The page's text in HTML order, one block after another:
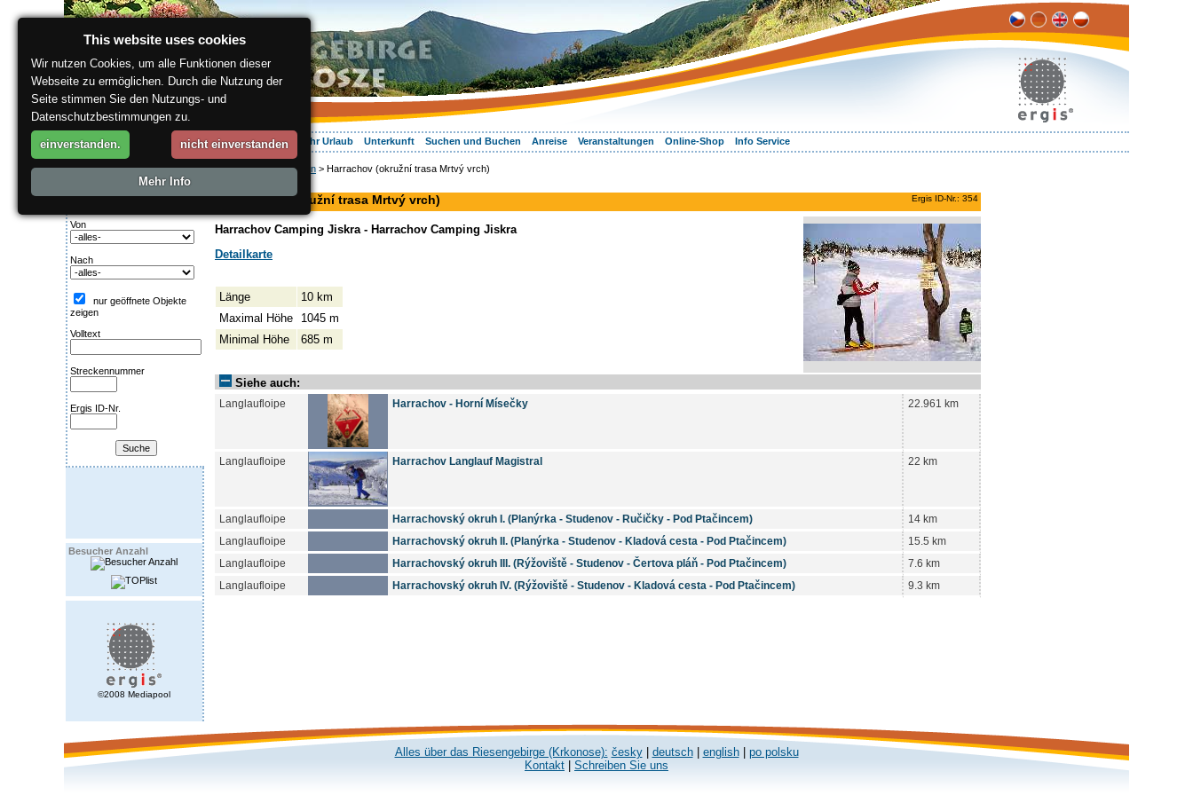
Über die Region Aktiv Erleben Entspannung Ihr Urlaub Unterkunft Suchen und Buchen Anreise Veranstaltungen Online-Shop Info Service
Von
Nach
nur geöffnete Objekte
zeigen
Volltext
Streckennummer
Ergis ID-Nr.
Besucher Anzahl
©2008 Mediapool
ergis.cz>Aktiv Erleben > Harrachov (okružní trasa Mrtvý vrch)
Ergis ID-Nr.: 354
Harrachov (okružní trasa Mrtvý vrch)
Harrachov Camping Jiskra - Harrachov Camping Jiskra
Detailkarte
Länge
10 km
Maximal Höhe
1045 m
Minimal Höhe
685 m
Siehe auch:
Langlaufloipe Harrachov - Horní Mísečky 22.961 km
Langlaufloipe Harrachov Langlauf Magistral 22 km
Langlaufloipe Harrachovský okruh I. (Planýrka - Studenov - Ručičky - Pod Ptačincem) 14 km
Langlaufloipe Harrachovský okruh II. (Planýrka - Studenov - Kladová cesta - Pod Ptačincem) 15.5 km
Langlaufloipe Harrachovský okruh III. (Rýžoviště - Studenov - Čertova pláň - Pod Ptačincem) 7.6 km
Langlaufloipe Harrachovský okruh IV. (Rýžoviště - Studenov - Kladová cesta - Pod Ptačincem) 9.3 km
Alles über das Riesengebirge (Krkonose): česky| deutsch| english| po polsku
Kontakt
Schreiben Sie uns
This website uses cookies
Wir nutzen Cookies, um alle Funktionen dieser
Webseite zu ermöglichen. Durch die Nutzung der
Seite stimmen Sie den Nutzungs- und
Datenschutzbestimmungen zu.
einverstanden. nicht einverstanden
Mehr Info